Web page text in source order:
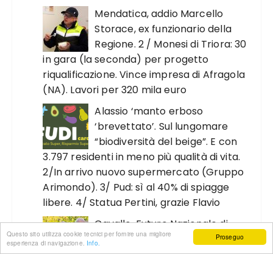
Proseguo
Questo sito utilizza cookie tecnici per fornire una migliore
esperienza di navigazione. Info.
Mendatica, addio Marcello
Storace, ex funzionario della
Regione. 2 / Monesi di Triora: 30
in gara (la seconda) per progetto
riqualificazione. Vince impresa di Afragola
(NA). Lavori per 320 mila euro
Alassio ‘manto erboso
‘brevettato’. Sul lungomare
“biodiversità del beige”. E con
3.797 residenti in meno più qualità di vita.
2/In arrivo nuovo supermercato (Gruppo
Arimondo). 3/ Pud: sì al 40% di spiagge
libere. 4/ Statua Pertini, grazie Flavio
Cavallo, Futuro Nazionale di
Vannacci: “Complimenti al neo